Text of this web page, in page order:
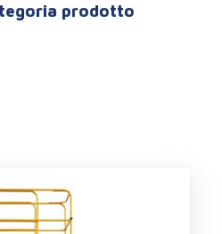
prodotto